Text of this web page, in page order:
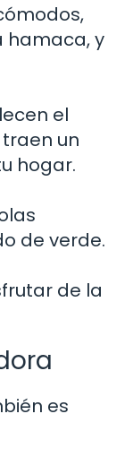
hamaca, y
el
un
hogar.
de verde.
de la
es